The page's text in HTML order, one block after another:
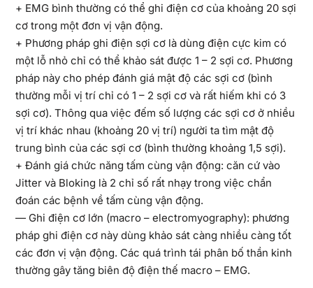
+ EMG bình thường có thể ghi điện cơ của khoảng 20 sợi
cơ trong một đơn vị vận động.
+ Phương pháp ghi điện sợi cơ là dùng điện cực kim có
một lỗ nhỏ chỉ có thể khảo sát được 1 – 2 sợi cơ. Phương
pháp này cho phép đánh giá mật độ các sợi cơ (bình
thường mỗi vị trí chỉ có 1 – 2 sợi cơ và rất hiếm khi có 3
sợi cơ). Thông qua việc đếm số lượng các sợi cơ ở nhiều
vị trí khác nhau (khoảng 20 vị trí) người ta tìm mật độ
trung bình của các sợi cơ (bình thường khoảng 1,5 sợi).
+ Đánh giá chức năng tấm cùng vận động: căn cứ vào
Jitter và Bloking là 2 chỉ số rất nhạy trong việc chẩn
đoán các bệnh về tấm cùng vận động.
— Ghi điện cơ lớn (macro – electromyography): phương
pháp ghi điện cơ này dùng khảo sát càng nhiều càng tốt
các đơn vị vận động. Các quá trình tái phân bố thần kinh
thường gây tăng biên độ điện thế macro – EMG.